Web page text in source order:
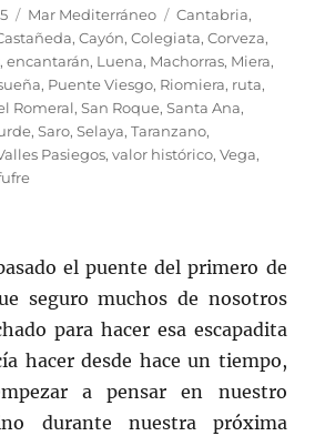
Categorías
Mar Mediterráneo Etiquetas
Cantabria,
,Cayón,Colegiata,Corveza,
,encantarán, Luena, Machorras, Miera,
, Puente Viesgo, Riomiera, ruta,
Romeral,San Roque,Santa Ana,
,Saro,Selaya,Taranzano,
Pasiegos,valor histórico,Vega,
el puente del primero de
seguro muchos de nosotros
para hacer esa escapadita
hacer desde hace un tiempo,
a pensar en nuestro
durante nuestra próxima